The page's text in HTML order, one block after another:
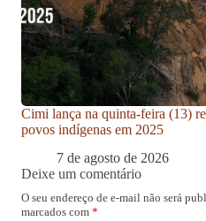
Cimi lança na quinta-feira (13)
povos indígenas em 2025
7 de agosto de 2026
Deixe um comentário
O seu endereço de e-mail não será
marcados com *